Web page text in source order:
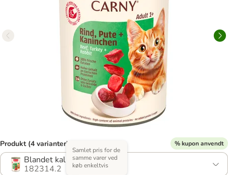
Produkt (4 varianter) % kupon anvendt
Blandet kalkun
182314.2
Samlet pris for de
samme varer ved
køb enkeltvis